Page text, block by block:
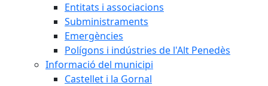
Entitats i associacions
Subministraments
Emergències
Polígons i indústries de l'Alt Penedès
Informació del municipi
Castellet i la Gornal